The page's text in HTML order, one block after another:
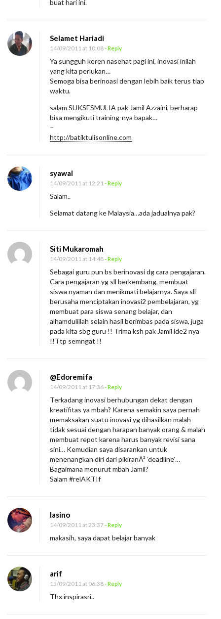
buat hari ini.
Selamet Hariadi
14/09/2011 at 10:08- Reply
Ya sungguh keren nasehat pagi ini, inovasi inilah
yang kita perlukan…
Semoga bisa berinoasi dengan lebih baik terus tiap
waktu.
salam SUKSESMULIA pak Jamil Azzaini, berharap
bisa mengikuti training-nya bapak…
–
http://batiktulisonline.com
syawal
14/09/2011 at 12:21 - Reply
Salam..
Selamat datang ke Malaysia…ada jadualnya pak?
Siti Mukaromah
14/09/2011 at 14:48- Reply
Sebagai guru pun bs berinovasi dg cara pengajaran.
Cara pengajaran yg sll berkembang, membuat
siswa nyaman dan menikmati belajarnya. Saya sll
berusaha menciptakan inovasi2 pembelajaran, yg
membuat para siswa senang belajar, dan
alhamdulillah selain hasil berimbas pada siswa, juga
pada kita sbg guru !! Trima ksh pak Jamil ide2 nya
!!Ttp semngat !!
@Edoremifa
14/09/2011 at 17:36- Reply
Terkadang inovasi berhubungan dekat dengan
kreatifitas ya mbah? Karena semakin saya pernah
memaksakan suatu inovasi yg dihasilkan malah
tidak sesuai dengan harapan banyak orang & malah
membuat repot karena harus banyak revisi sana
sini… Kemudian saya disarankan untuk
menenangkan diri dari pikiranÂ² ‘deadline’…
Bagaimana menurut mbah Jamil?
Salam #relAKTIf
lasino
14/09/2011 at 23:37- Reply
makasih, saya dapat belajar banyak
arif
15/09/2011 at 06:38- Reply
Thx inspirasri..